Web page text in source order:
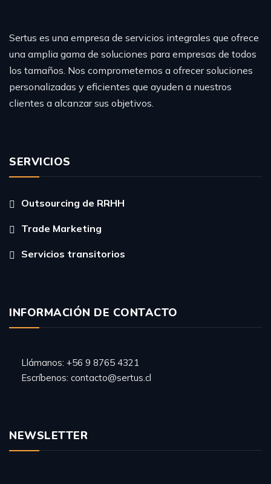
Sertus es una empresa de servicios integrales que ofrece
una amplia gama de soluciones para empresas de todos
los tamaños. Nos comprometemos a ofrecer soluciones
personalizadas y eficientes que ayuden a nuestros
clientes a alcanzar sus objetivos.
SERVICIOS
Outsourcing de RRHH
Trade Marketing
Servicios transitorios
INFORMACIÓN DE CONTACTO
Llámanos: +56 9 8765 4321
Escríbenos: contacto@sertus.cl
NEWSLETTER